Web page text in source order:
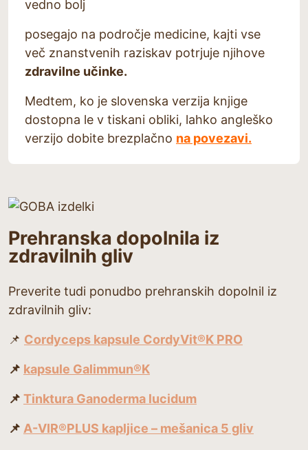
vedno bolj
posegajo na področje medicine, kajti vse
več znanstvenih raziskav potrjuje njihove
zdravilne učinke.
Medtem, ko je slovenska verzija knjige
dostopna le v tiskani obliki, lahko angleško
verzijo dobite brezplačno na povezavi.
Prehranska dopolnila iz
zdravilnih gliv
Preverite tudi ponudbo prehranskih dopolnil iz
zdravilnih gliv:
📌 Cordyceps kapsule CordyVit®K PRO
📌 kapsule Galimmun®K
📌 Tinktura Ganoderma lucidum
📌 A-VIR®PLUS kapljice – mešanica 5 gliv